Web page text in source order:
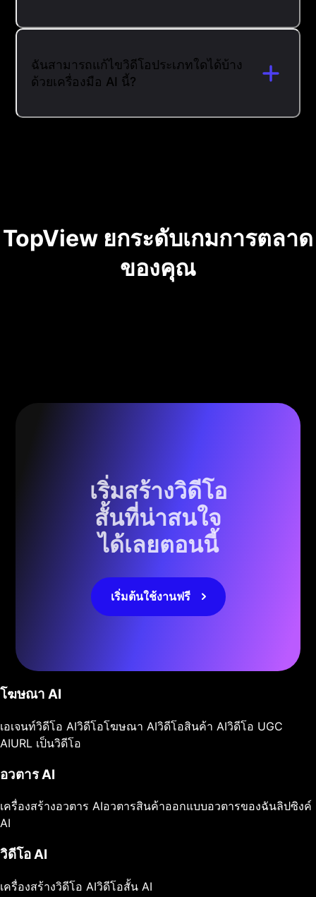
ฉันสามารถแก้ไขวิดีโอประเภทใดได้บ้าง
ด้วยเครื่องมือ AI นี้?
TopView ยกระดับเกมการตลาด
ของคุณ
เริ่มสร้างวิดีโอ
สั้นที่น่าสนใจ
ได้เลยตอนนี้
เริ่มต้นใช้งานฟรี
โฆษณา AI
เอเจนท์วิดีโอ AIวิดีโอโฆษณา AIวิดีโอสินค้า AIวิดีโอ UGC
AIURL เป็นวิดีโอ
อวตาร AI
เครื่องสร้างอวตาร AIอวตารสินค้าออกแบบอวตารของฉันลิปซิงค์
AI
วิดีโอ AI
เครื่องสร้างวิดีโอ AIวิดีโอสั้น AI